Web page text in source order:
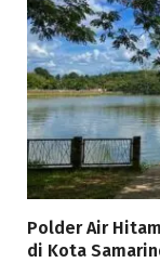
Polder Air
di Kota